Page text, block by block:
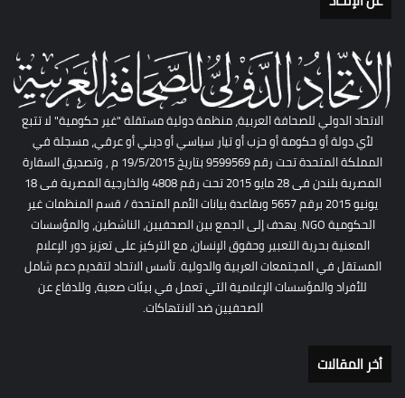
الاتحاد الدولي للصحافة العربية، منظمة دولية مستقلة "غير حكومية" لا تتبع
لأي دولة أو حكومة أو حزب أو تيار سياسي أو ديني أو عرقي، مسجلة في
المملكة المتحدة تحت رقم 9599569 بتاريخ 19/5/2015 م , وتصديق السفارة
المصرية بلندن فى 28 مايو 2015 تحت رقم 4808 والخارجية المصرية فى 18
يونيو 2015 برقم 5657 وبقاعدة بيانات الأمم المتحدة / قسم المنظمات غير
الحكومية NGO. يهدف إلى الجمع بين الصحفيين، الناشطين، والمؤسسات
المعنية بحرية التعبير وحقوق الإنسان، مع التركيز على تعزيز دور الإعلام
المستقل في المجتمعات العربية والدولية. تأسس الاتحاد لتقديم دعم شامل
للأفراد والمؤسسات الإعلامية التي تعمل في بيئات صعبة، وللدفاع عن
الصحفيين ضد الانتهاكات.
أخر المقالات